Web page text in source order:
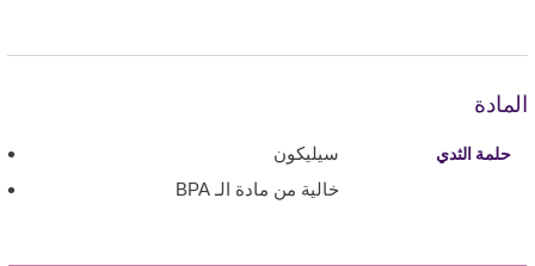
المادة
حلمة الثدي
سيليكون
خالية من مادة الـ BPA